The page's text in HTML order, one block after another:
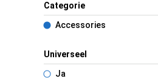
Categorie
Accessories
Universeel
Ja